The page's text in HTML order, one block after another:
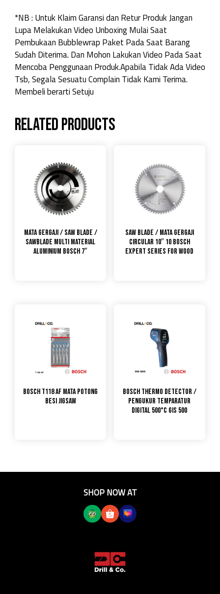
*NB : Untuk Klaim Garansi dan Retur Produk Jangan
Lupa Melakukan Video Unboxing Mulai Saat
Pembukaan Bubblewrap Paket Pada Saat Barang
Sudah Diterima. Dan Mohon Lakukan Video Pada Saat
Mencoba Penggunaan Produk.Apabila Tidak Ada Video
Tsb, Segala Sesuatu Complain Tidak Kami Terima.
Membeli berarti Setuju
Related products
Mata Gergaji / Saw Blade /
Sawblade Multi Material
Aluminium Bosch 7″
Saw Blade / Mata Gergaji
Circular 10″ 10 Bosch
Expert Series for Wood
Bosch T118 AF Mata Potong
Besi Jigsaw
Bosch Thermo Detector /
Pengukur Temparatur
Digital 500°C GIS 500
SHOP NOW AT